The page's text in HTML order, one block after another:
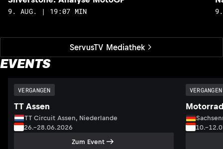
ServusTV Mediathek
9. AUG. | 19:07 MIN
EVENTS
VERGANGEN
TT Assen
TT Circuit Assen, Niederlande
26.–28.06.2026
Zum Event
VERGANGEN